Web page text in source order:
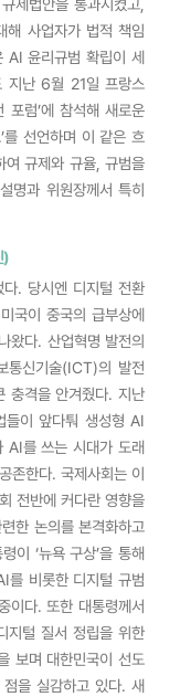
제법안을 통과시켰고,
해 사업자가 법적 책임
AI 윤리규범 확립이 세
지난 6월 21일 프랑스
포럼’에 참석해 새로운
를 선언하며 이 같은 흐
여 규제와 규율, 규범을
명과 위원장께서 특히
)
. 당시엔 디지털 전환
국이 중국의 급부상에
왔다. 산업혁명 발전의
통신기술(ICT)의 발전
충격을 안겨줬다. 지난
들이 앞다퉈 생성형 AI
AI를 쓰는 시대가 도래
존한다. 국제사회는 이
전반에 커다란 영향을
한 논의를 본격화하고
이 ‘뉴욕 구상’을 통해
를 비롯한 디지털 규범
이다. 또한 대통령께서
지털 질서 정립을 위한
보며 대한민국이 선도
을 실감하고 있다. 새